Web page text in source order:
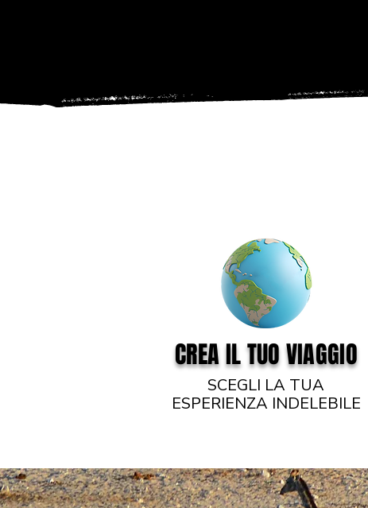
CREA IL TUO VIAGGIO
SCEGLI LA TUA
ESPERIENZA INDELEBILE